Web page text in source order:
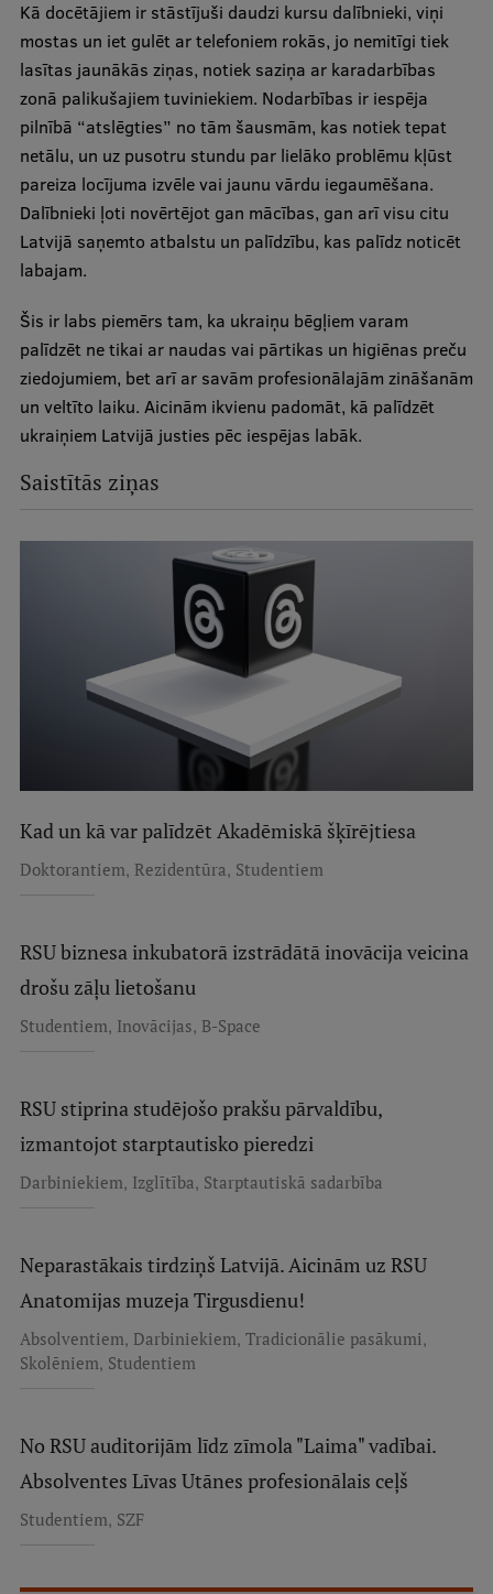
Kā docētājiem ir stāstījuši daudzi kursu dalībnieki, viņi
mostas un iet gulēt ar telefoniem rokās, jo nemitīgi tiek
lasītas jaunākās ziņas, notiek saziņa ar karadarbības
zonā palikušajiem tuviniekiem. Nodarbības ir iespēja
pilnībā “atslēgties” no tām šausmām, kas notiek tepat
netālu, un uz pusotru stundu par lielāko problēmu kļūst
pareiza locījuma izvēle vai jaunu vārdu iegaumēšana.
Dalībnieki ļoti novērtējot gan mācības, gan arī visu citu
Latvijā saņemto atbalstu un palīdzību, kas palīdz noticēt
labajam.
Šis ir labs piemērs tam, ka ukraiņu bēgļiem varam
palīdzēt ne tikai ar naudas vai pārtikas un higiēnas preču
ziedojumiem, bet arī ar savām profesionālajām zināšanām
un veltīto laiku. Aicinām ikvienu padomāt, kā palīdzēt
ukraiņiem Latvijā justies pēc iespējas labāk.
Saistītās ziņas
Kad un kā var palīdzēt Akadēmiskā šķīrējtiesa
Doktorantiem, Rezidentūra, Studentiem
RSU biznesa inkubatorā izstrādātā inovācija veicina
drošu zāļu lietošanu
Studentiem, Inovācijas, B-Space
RSU stiprina studējošo prakšu pārvaldību,
izmantojot starptautisko pieredzi
Darbiniekiem, Izglītība, Starptautiskā sadarbība
Neparastākais tirdziņš Latvijā. Aicinām uz RSU
Anatomijas muzeja Tirgusdienu!
Absolventiem, Darbiniekiem, Tradicionālie pasākumi,
Skolēniem, Studentiem
No RSU auditorijām līdz zīmola "Laima" vadībai.
Absolventes Līvas Utānes profesionālais ceļš
Studentiem, SZF